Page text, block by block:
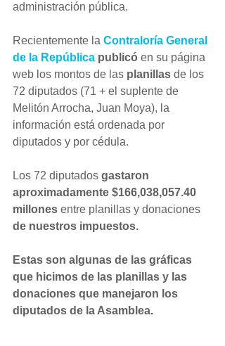
administración pública.
Recientemente la Contraloría General
de la República publicó en su página
web los montos de las planillas de los
72 diputados (71 + el suplente de
Melitón Arrocha, Juan Moya), la
información está ordenada por
diputados y por cédula.
Los 72 diputados gastaron
aproximadamente $166,038,057.40
millones entre planillas y donaciones
de nuestros impuestos.
Estas son algunas de las gráficas
que hicimos de las planillas y las
donaciones que manejaron los
diputados de la Asamblea.